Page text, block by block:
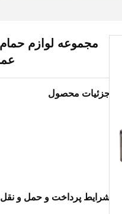
مجموعه لوازم
جزئیات محصول
شرایط پرداخت و حمل و نقل